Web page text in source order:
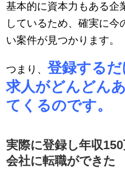
基本的に資本力もある企
しているため、確実に今
い案件が見つかります。
つまり、 登録する
求人がどんどん
てくるのです。
実際に登録し年収
会社に転職ができた